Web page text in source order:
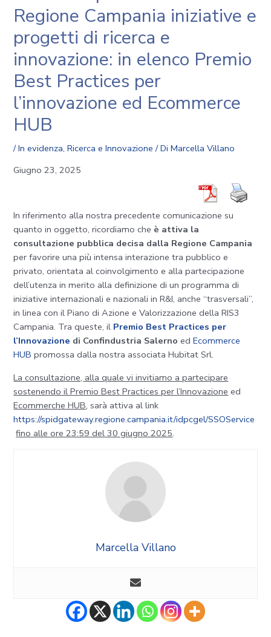
Regione Campania iniziative e
progetti di ricerca e
innovazione: in elenco Premio
Best Practices per
l’innovazione ed Ecommerce
HUB
/In evidenza,Ricerca e Innovazione / DiMarcella Villano
Giugno 23, 2025
In riferimento alla nostra precedente comunicazione su
quanto in oggetto, ricordiamo che è attiva la
consultazione pubblica decisa dalla Regione Campania
per favorire una più intensa interazione tra pubblico e
privato, orientata al coinvolgimento e alla partecipazione
dell’utenza in merito alla definizione di un programma di
iniziative internazionali e nazionali in R&I, anche “trasversali”,
in linea con il Piano di Azione e Valorizzazione della RIS3
Campania. Tra queste, il Premio Best Practices per
l’Innovazione di Confindustria Salerno edEcommerce
HUB promossa dalla nostra associata Hubitat Srl.
La consultazione, alla quale vi invitiamo a partecipare
sostenendo il Premio Best Practices per l’Innovazione ed
Ecommerche HUB, sarà attiva al link
https://spidgateway.regione.campania.it/idpcgel/SSOService
fino alle ore 23:59 del 30 giugno 2025.
Marcella Villano